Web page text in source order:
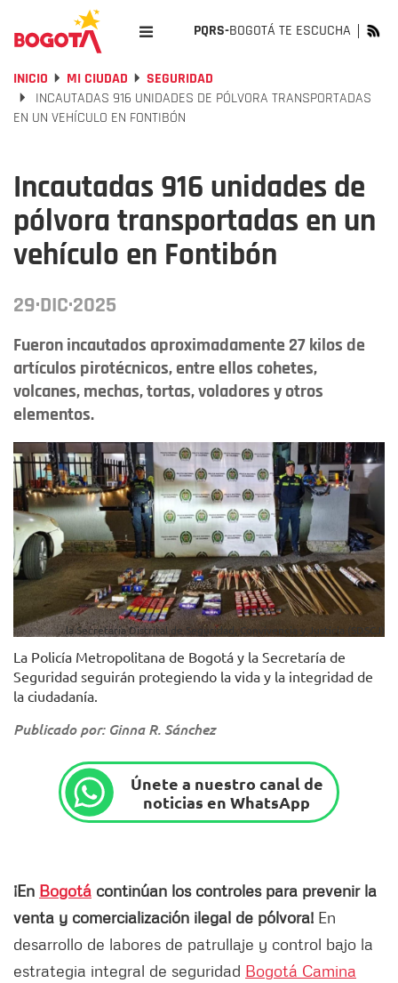
PQRS-BOGOTÁ TE ESCUCHA
INICIO MI CIUDAD
SEGURIDAD
INCAUTADAS 916 UNIDADES DE PÓLVORA TRANSPORTADAS
EN UN VEHÍCULO EN FONTIBÓN
Incautadas 916 unidades de
pólvora transportadas en un
vehículo en Fontibón
29·DIC·2025
Fueron incautados aproximadamente 27 kilos de
artículos pirotécnicos, entre ellos cohetes,
volcanes, mechas, tortas, voladores y otros
elementos.
la Secretaría Distrital de Seguridad, Convivencia y Justicia (SDSCJ)
La Policía Metropolitana de Bogotá y la Secretaría de
Seguridad seguirán protegiendo la vida y la integridad de
la ciudadanía.
Publicado por: Ginna R. Sánchez
Únete a nuestro canal de
noticias en WhatsApp
¡En Bogotá continúan los controles para prevenir la
venta y comercialización ilegal de pólvora! En
desarrollo de labores de patrullaje y control bajo la
estrategia integral de seguridad Bogotá Camina